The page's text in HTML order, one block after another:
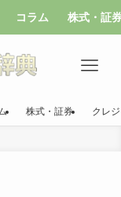
コラム 株式・証
株式・証券 クレ